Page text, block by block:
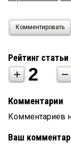
Комментировать
Рейтинг статьи
2
Комментарии
Комментариев
Ваш